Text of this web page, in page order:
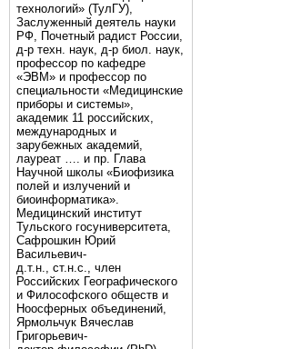
технологий» (ТулГУ),
Заслуженный деятель науки
РФ, Почетный радист России,
д-р техн. наук, д-р биол. наук,
профессор по кафедре
«ЭВМ» и профессор по
специальности «Медицинские
приборы и системы»,
академик 11 российских,
международных и
зарубежных академий,
лауреат …. и пр. Глава
Научной школы «Биофизика
полей и излучений и
биоинформатика».
Медицинский институт
Тульского госуниверситета,
Сафрошкин Юрий
Васильевич-
д.т.н., ст.н.с., член
Российских Географического
и Философского обществ и
Ноосферных объединений,
Ярмольчук Вячеслав
Григорьевич-